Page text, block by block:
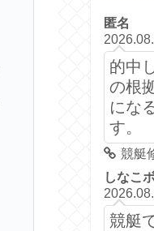
匿名
的中
の根
にな
す。
競艇
しなこ
競艇